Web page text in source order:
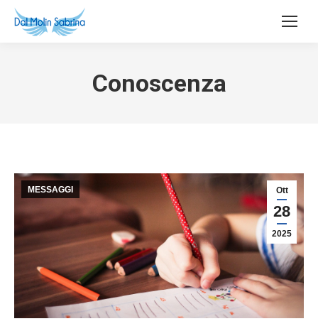
Conoscenza
Ott
28
2025
MESSAGGI